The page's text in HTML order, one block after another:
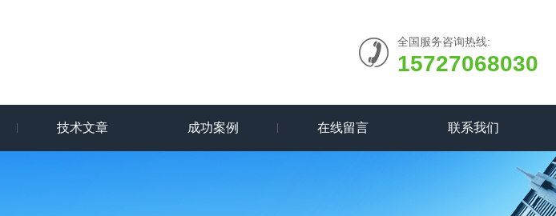
全国服务咨询热线:
15727068030
技术文章 成功案例 在线留言 联系我们